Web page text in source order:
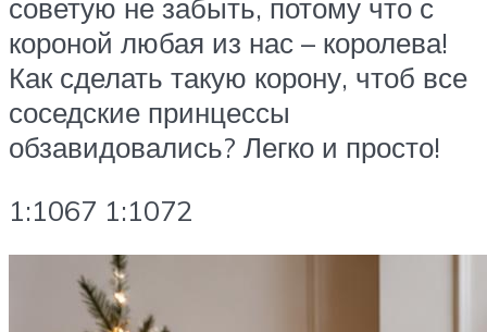
советую не забыть, потому что с
короной любая из нас – королева!
Как сделать такую корону, чтоб все
соседские принцессы
обзавидовались? Легко и просто!
1:1067 1:1072